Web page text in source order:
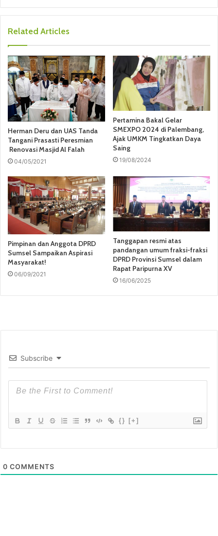
Related Articles
Herman Deru dan UAS Tanda
Tangani Prasasti Peresmian
Renovasi Masjid Al Falah
04/05/2021
Pertamina Bakal Gelar
SMEXPO 2024 di Palembang,
Ajak UMKM Tingkatkan Daya
Saing
19/08/2024
Pimpinan dan Anggota DPRD
Sumsel Sampaikan Aspirasi
Masyarakat!
06/09/2021
Tanggapan resmi atas
pandangan umum fraksi-fraksi
DPRD Provinsi Sumsel dalam
Rapat Paripurna XV
16/06/2025
Subscribe
{} [+]
0 COMMENTS